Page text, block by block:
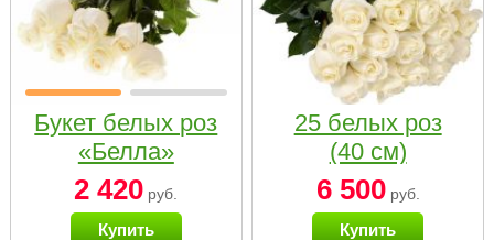
Букет белых роз
«Белла»
2 420 руб.
Купить
25 белых роз
(40 см)
6 500руб.
Купить